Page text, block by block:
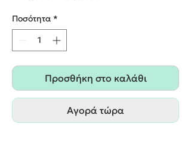
Ποσότητα *
Προσθήκη στο καλάθι
Αγορά τώρα